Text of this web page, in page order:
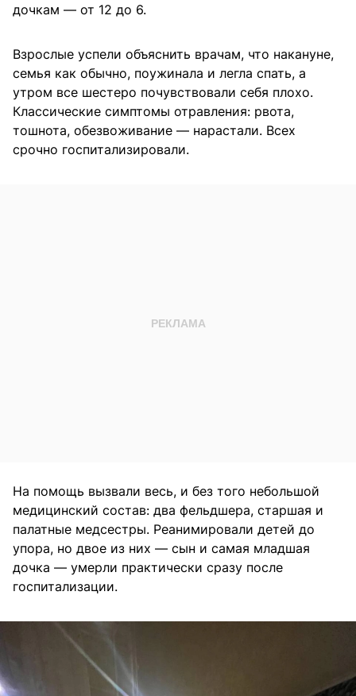
дочкам — от 12 до 6.
Взрослые успели объяснить врачам, что накануне,
семья как обычно, поужинала и легла спать, а
утром все шестеро почувствовали себя плохо.
Классические симптомы отравления: рвота,
тошнота, обезвоживание — нарастали. Всех
срочно госпитализировали.
На помощь вызвали весь, и без того небольшой
медицинский состав: два фельдшера, старшая и
палатные медсестры. Реанимировали детей до
упора, но двое из них — сын и самая младшая
дочка — умерли практически сразу после
госпитализации.